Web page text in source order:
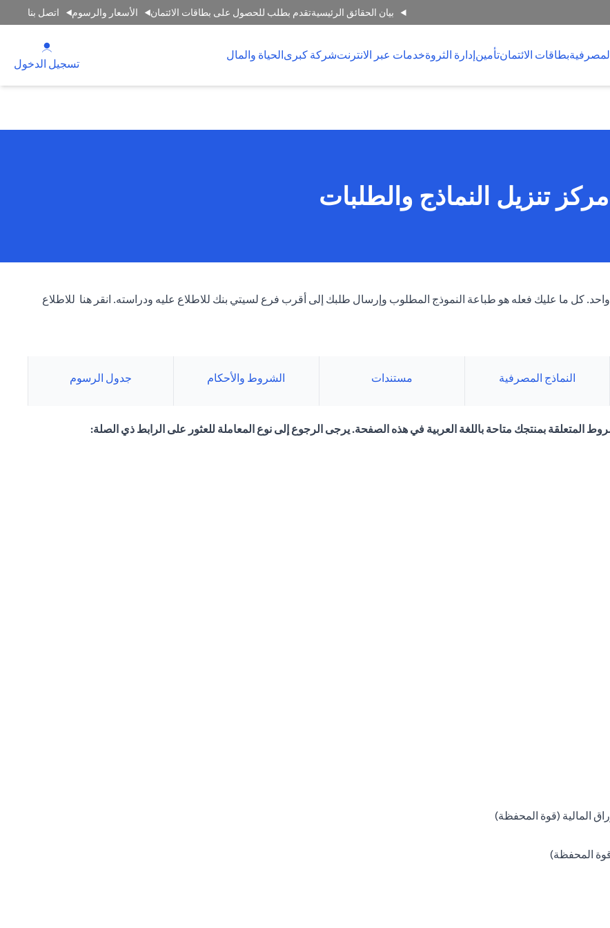
بيان الحقائق الرئيسيةتقدم بطلب للحصول على بطاقات الائتمان الأسعار والرسوم اتصل بنا
بطاقات الائتمانتأمينإدارة الثروةخدمات عبر الانترنتشركة كبرىالحياة والمال
تسجيل الدخول
مركز تنزيل النماذج والطلبات
كل ما عليك فعله هو طباعة النموذج المطلوب وإرسال طلبك إلى أقرب فرع لسيتي بنك للاطلاع عليه ودراسته. انقر هنا للاطلاع
النماذج المصرفية مستندات الشروط والأحكام جدول الرسوم
المتعلقة بمنتجك متاحة باللغة العربية في هذه الصفحة. يرجى الرجوع إلى نوع المعاملة للعثور على الرابط ذي الصلة:
المالية (قوة المحفظة)opens in a new tab
(قوة المحفظة)opens in a new tab